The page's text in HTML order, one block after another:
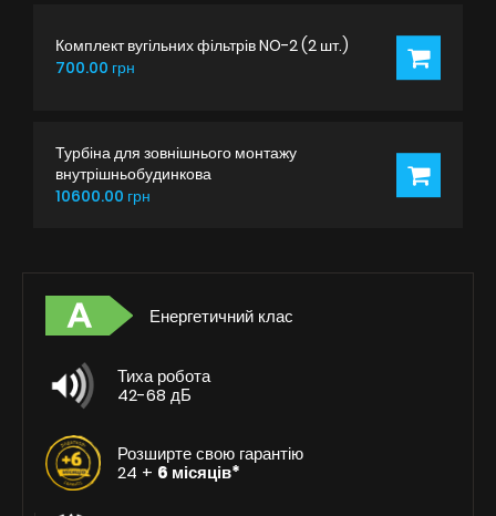
Комплект вугільних фільтрів NO-2 (2 шт.)
700.00 грн
Турбіна для зовнішнього монтажу
внутрішньобудинкова
10600.00 грн
Енергетичний клас
Тиха робота
42-68 дБ
Розширте свою гарантію
24 + 6 місяців*